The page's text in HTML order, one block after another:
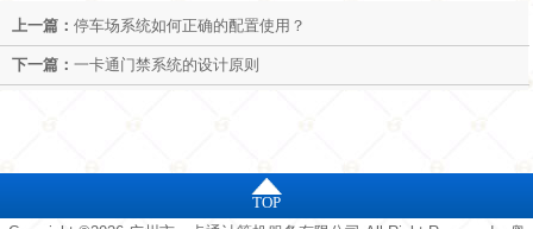
上一篇： 停车场系统如何正确的配置使用？
下一篇： 一卡通门禁系统的设计原则
TOP